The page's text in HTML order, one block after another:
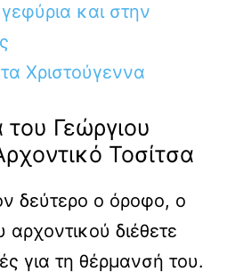
και στην
Χριστούγεννα
του Γεώργιου
Τοσίτσα
δεύτερο ο όροφο, ο
αρχοντικού διέθετε
για τη θέρμανσή του.